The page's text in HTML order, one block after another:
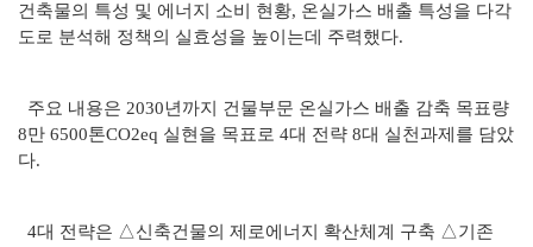
건축물의 특성 및 에너지 소비 현황, 온실가스 배출 특성을 다각
도로 분석해 정책의 실효성을 높이는데 주력했다.
주요 내용은 2030년까지 건물부문 온실가스 배출 감축 목표량
8만 6500톤CO2eq 실현을 목표로 4대 전략 8대 실천과제를 담았
다.
4대 전략은 △신축건물의 제로에너지 확산체계 구축 △기존